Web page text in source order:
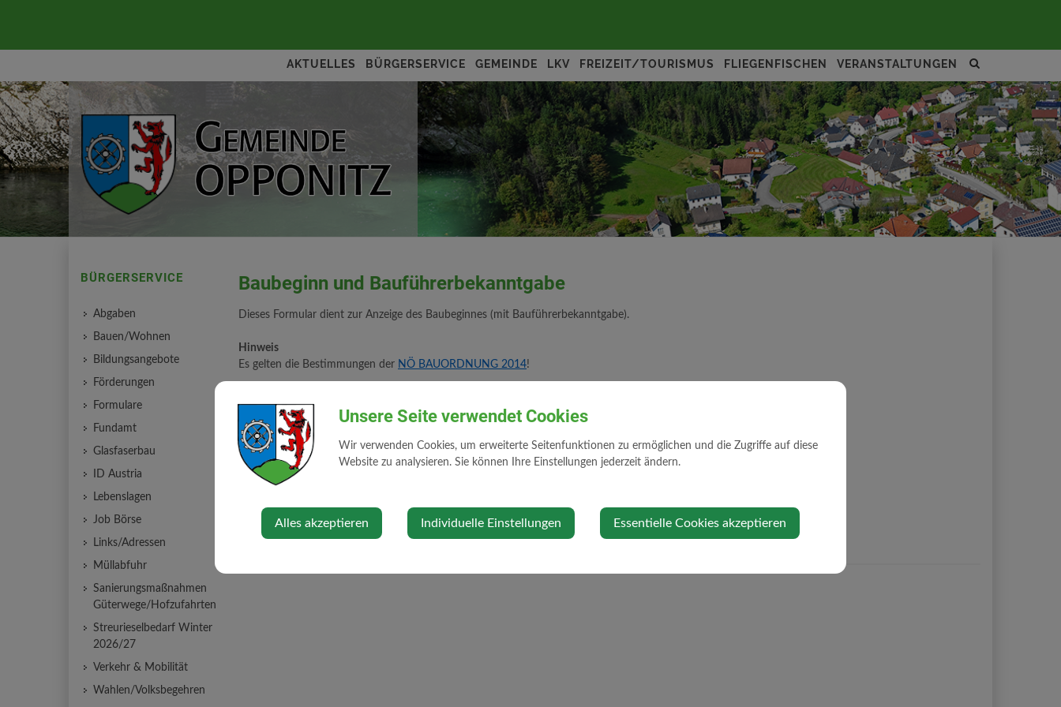
Site
toggle
AKTUELLES BÜRGERSERVICE GEMEINDE LKV FREIZEIT/TOURISMUS FLIEGENFISCHEN VERANSTALTUNGEN
Baubeginn und Bauführerbekanntgabe
Dieses Formular dient zur Anzeige des Baubeginnes (mit Bauführerbekanntgabe).
Hinweis
Es gelten die Bestimmungen der NÖ BAUORDNUNG 2014!
BAUBEGINNSMELDUNGBAUFUEHRER.PDF
⇐ zurück
BÜRGERSERVICE
Abgaben
Bauen/Wohnen
Bildungsangebote
Förderungen
Formulare
Fundamt
Glasfaserbau
ID Austria
Lebenslagen
Job Börse
Links/Adressen
Müllabfuhr
Sanierungsmaßnahmen
Güterwege/Hofzufahrten
Streurieselbedarf Winter
2026/27
Verkehr & Mobilität
Wahlen/Volksbegehren
Unsere Seite verwendet Cookies
Wir verwenden Cookies, um erweiterte Seitenfunktionen zu ermöglichen und die Zugriffe auf diese
Website zu analysieren. Sie können Ihre Einstellungen jederzeit ändern.
Alles akzeptieren Individuelle Einstellungen Essentielle Cookies akzeptieren